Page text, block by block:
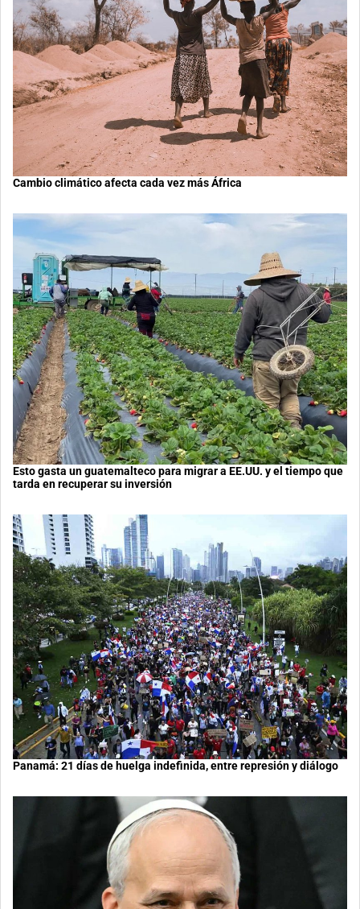
Cambio climático afecta cada vez más África
Esto gasta un guatemalteco para migrar a EE.UU. y el tiempo que
tarda en recuperar su inversión
Panamá: 21 días de huelga indefinida, entre represión y diálogo